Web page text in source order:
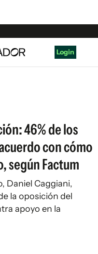
Login
46% de los
con cómo
según Factum
Daniel Caggiani,
la oposición del
apoyo en la